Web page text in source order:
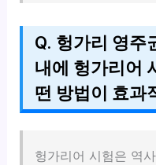
Q. 헝가리 영주
내에 헝가리어
떤 방법이 효과
헝가리어 시험은 역